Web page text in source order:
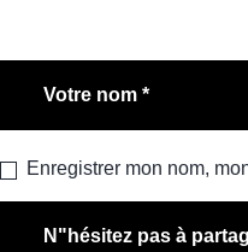
Enregistrer mon nom,